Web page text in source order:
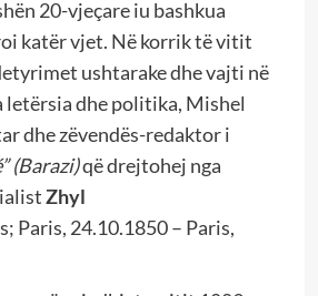
20-vjeçare iu bashkua
katër vjet. Në korrik të vitit
ushtarake dhe vajti në
letërsia dhe politika, Mishel
dhe zëvendës-redaktor i
(Barazi)që drejtohej nga
Zhyl
Paris, 24.10.1850 – Paris,